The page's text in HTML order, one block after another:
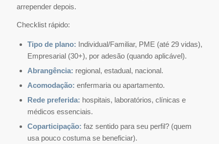
arrepender depois.
Checklist rápido:
Tipo de plano: Individual/Familiar, PME (até 29 vidas),
Empresarial (30+), por adesão (quando aplicável).
Abrangência: regional, estadual, nacional.
Acomodação: enfermaria ou apartamento.
Rede preferida: hospitais, laboratórios, clínicas e
médicos essenciais.
Coparticipação: faz sentido para seu perfil? (quem
usa pouco costuma se beneficiar).